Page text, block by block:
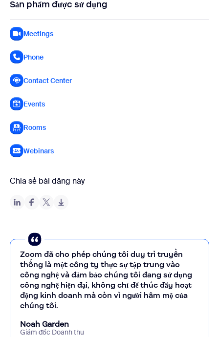
Sản phẩm được sử dụng
Meetings
Phone
Contact Center
Events
Rooms
Webinars
Chia sẻ bài đăng này
Zoom đã cho phép chúng tôi duy trì truyền
thống là một công ty thực sự tập trung vào
công nghệ và đảm bảo chúng tôi đang sử dụng
công nghệ hiện đại, không chỉ để thúc đẩy hoạt
động kinh doanh mà còn vì người hâm mộ của
chúng tôi.
Noah Garden
Giám đốc Doanh thu